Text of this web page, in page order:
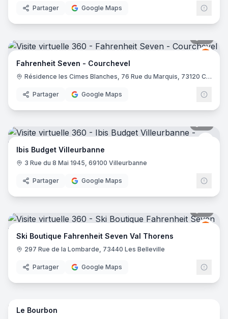
Partager Google Maps
Fahrenheit Seven - Courchevel
Résidence les Cimes Blanches, 76 Rue du Marquis, 73120 Courchevel
Partager Google Maps
Ibis
Ibis Budget Villeurbanne
3 Rue du 8 Mai 1945, 69100 Villeurbanne
Partager Google Maps
Ski Boutique Fahrenheit Seven Val Thorens
297 Rue de la Lombarde, 73440 Les Belleville
Partager Google Maps
16
Le Bourbon